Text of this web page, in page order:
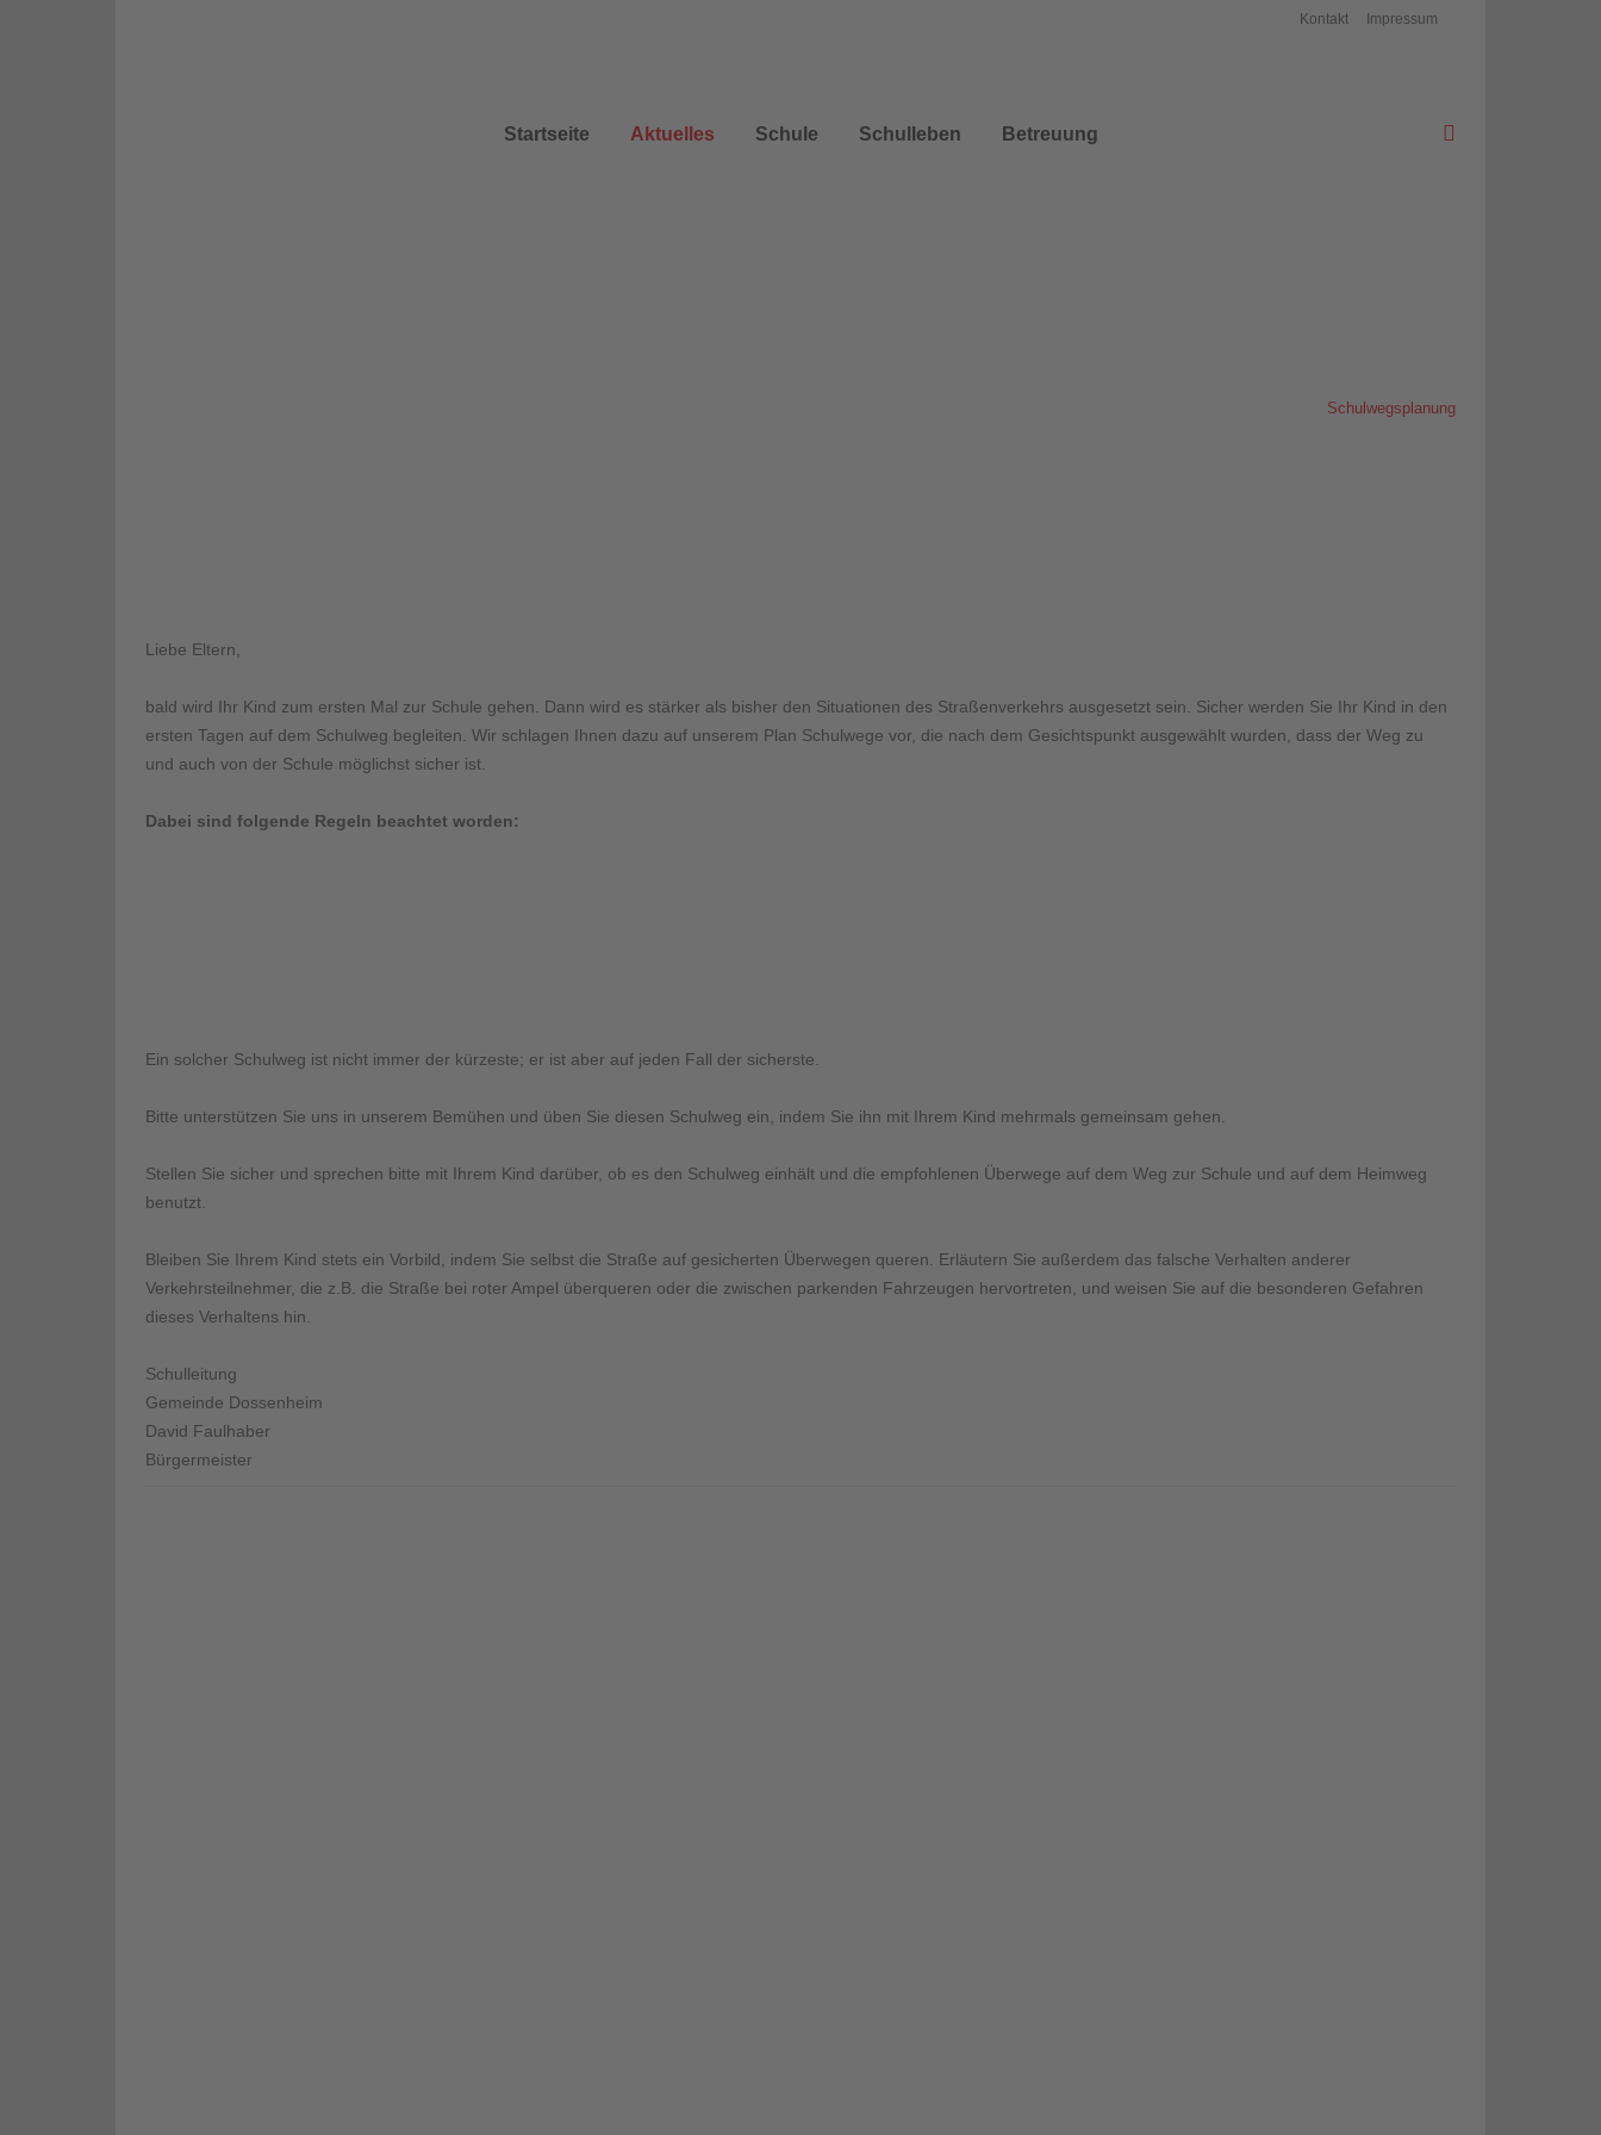
Kontakt Impressum
Startseite Aktuelles Schule Schulleben Betreuung
Schulwegsplanung
Liebe Eltern,
bald wird Ihr Kind zum ersten Mal zur Schule gehen. Dann wird es stärker als bisher den Situationen des Straßenverkehrs ausgesetzt sein. Sicher werden Sie Ihr Kind in den
ersten Tagen auf dem Schulweg begleiten. Wir schlagen Ihnen dazu auf unserem Plan Schulwege vor, die nach dem Gesichtspunkt ausgewählt wurden, dass der Weg zu
und auch von der Schule möglichst sicher ist.
Dabei sind folgende Regeln beachtet worden:
Ein solcher Schulweg ist nicht immer der kürzeste; er ist aber auf jeden Fall der sicherste.
Bitte unterstützen Sie uns in unserem Bemühen und üben Sie diesen Schulweg ein, indem Sie ihn mit Ihrem Kind mehrmals gemeinsam gehen.
Stellen Sie sicher und sprechen bitte mit Ihrem Kind darüber, ob es den Schulweg einhält und die empfohlenen Überwege auf dem Weg zur Schule und auf dem Heimweg
benutzt.
Bleiben Sie Ihrem Kind stets ein Vorbild, indem Sie selbst die Straße auf gesicherten Überwegen queren. Erläutern Sie außerdem das falsche Verhalten anderer
Verkehrsteilnehmer, die z.B. die Straße bei roter Ampel überqueren oder die zwischen parkenden Fahrzeugen hervortreten, und weisen Sie auf die besonderen Gefahren
dieses Verhaltens hin.
Schulleitung
Gemeinde Dossenheim
David Faulhaber
Bürgermeister